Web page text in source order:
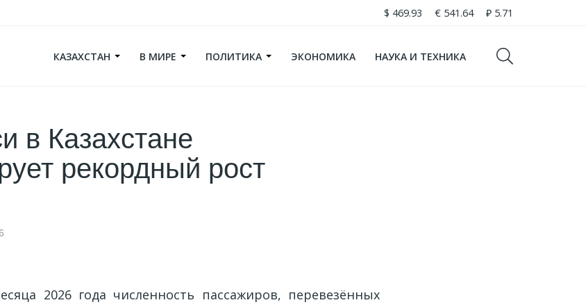
$ 469.93 € 541.64 ₽ 5.71
КАЗАХСТАН В МИРЕ ПОЛИТИКА ЭКОНОМИКА НАУКА И ТЕХНИКА
в Казахстане
рекордный рост
2026 года численность пассажиров, перевезённых